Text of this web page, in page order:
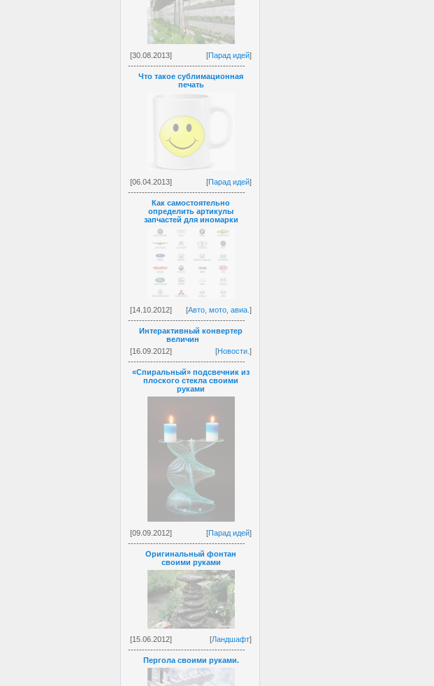
[30.08.2013] [Парад идей]
------------------------------------------
Что такое сублимационная
печать
[06.04.2013] [Парад идей]
------------------------------------------
Как самостоятельно
определить артикулы
запчастей для иномарки
[14.10.2012] [Авто, мото, авиа. ]
------------------------------------------
Интерактивный конвертер
величин
[16.09.2012]
[Новости. ]
------------------------------------------
«Спиральный» подсвечник из
плоского стекла своими
руками
[09.09.2012] [Парад идей]
------------------------------------------
Оригинальный фонтан
своими руками
[15.06.2012] [Ландшафт]
------------------------------------------
Пергола своими руками.